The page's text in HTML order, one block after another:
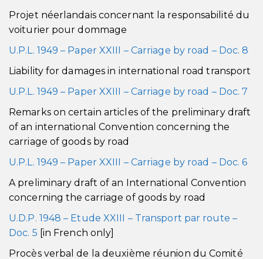
Projet néerlandais concernant la responsabilité du
voiturier pour dommage
U.P.L. 1949 – Paper XXIII – Carriage by road – Doc. 8
Liability for damages in international road transport
U.P.L. 1949 – Paper XXIII – Carriage by road – Doc. 7
Remarks on certain articles of the preliminary draft
of an international Convention concerning the
carriage of goods by road
U.P.L. 1949 – Paper XXIII – Carriage by road – Doc. 6
A preliminary draft of an International Convention
concerning the carriage of goods by road
U.D.P. 1948 – Etude XXIII – Transport par route –
Doc. 5 [in French only]
Procès verbal de la deuxième réunion du Comité